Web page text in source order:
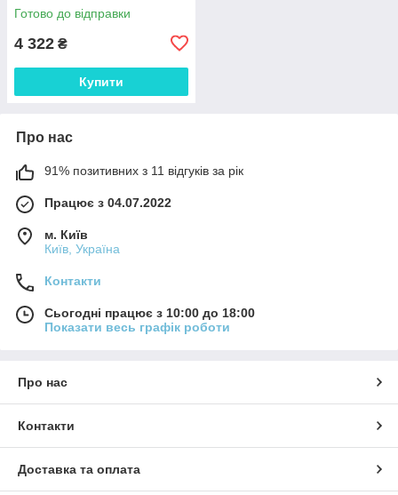
Готово до відправки
4 322 ₴
Купити
Про нас
91% позитивних з 11 відгуків за рік
Працює з 04.07.2022
м. Київ
Київ, Україна
Контакти
Сьогодні працює з 10:00 до 18:00
Показати весь графік роботи
Про нас
Контакти
Доставка та оплата